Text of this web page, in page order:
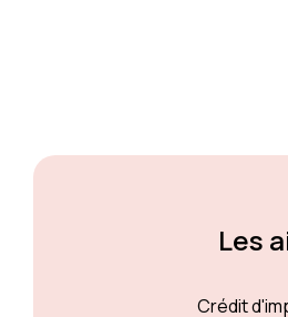
Les
Crédit